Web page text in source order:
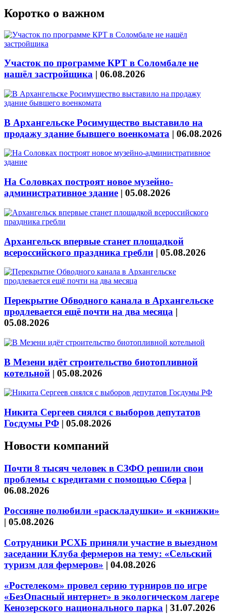
Коротко о важном
Участок по программе КРТ в Соломбале не
нашёл застройщика | 06.08.2026
В Архангельске Росимущество выставило на
продажу здание бывшего военкомата | 06.08.2026
На Соловках построят новое музейно-
административное здание | 05.08.2026
Архангельск впервые станет площадкой
всероссийского праздника гребли | 05.08.2026
Перекрытие Обводного канала в Архангельске
продлевается ещё почти на два месяца |
05.08.2026
В Мезени идёт строительство биотопливной
котельной | 05.08.2026
Никита Сергеев снялся с выборов депутатов
Госдумы РФ | 05.08.2026
Новости компаний
Почти 8 тысяч человек в СЗФО решили свои
проблемы с кредитами с помощью Сбера |
06.08.2026
Россияне полюбили «раскладушки» и «книжки»
| 05.08.2026
Сотрудники РСХБ приняли участие в выездном
заседании Клуба фермеров на тему: «Сельский
туризм для фермеров» | 04.08.2026
«Ростелеком» провел серию турниров по игре
«БезОпасный интернет» в экологическом лагере
Кенозерского национального парка | 31.07.2026